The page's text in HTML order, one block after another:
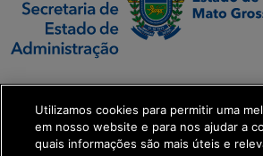
SETDIG | Secretaria-
Executiva de
Transformação Digital
Utilizamos cookies para permitir uma
em nosso website e para nos ajudar a
quais informações são mais úteis e